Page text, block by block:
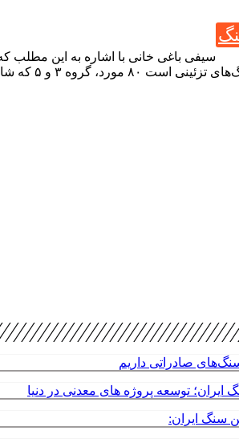
صادراتی داریم
توسعه پروژه های معدنی در دنیا
سنگ ایران: